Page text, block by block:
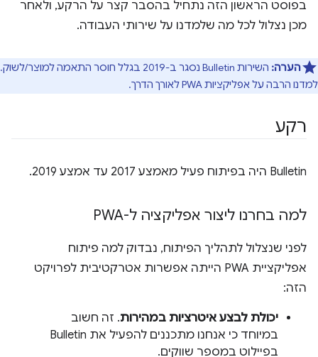
בפוסט הראשון הזה נתחיל בהסבר קצר על הרקע, ולאחר
מכן נצלול לכל מה שלמדנו על שירותי העבודה.
הערה:
השירות Bulletin נסגר ב-2019 בגלל חוסר התאמה למוצר/לשוק.
למדנו הרבה על אפליקציות PWA לאורך הדרך.
רקע
Bulletin היה בפיתוח פעיל מאמצע 2017 עד אמצע 2019.
למה בחרנו ליצור אפליקציה ל-PWA
לפני שנצלול לתהליך הפיתוח, נבדוק למה פיתוח
אפליקציית PWA הייתה אפשרות אטרקטיבית לפרויקט
הזה:
יכולת לבצע איטרציות במהירות. זה חשוב
במיוחד כי אנחנו מתכננים להפעיל את Bulletin
בפיילוט במספר שווקים.